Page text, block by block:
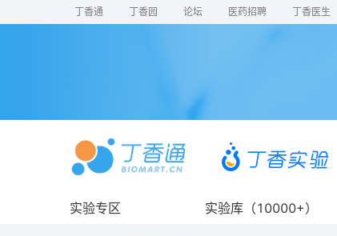
丁香通 丁香园 论坛 医药招聘 丁香医生
实验专区 实验库（10000+）